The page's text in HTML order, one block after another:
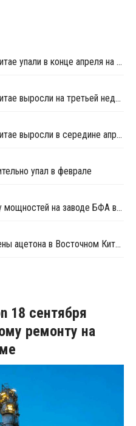
Запасы ацетона в Восточном Китае упали в конце апреля на 15,4%
Запасы ацетона в Восточном Китае выросли на третьей неделе апреля на 8,3%
Запасы ацетона в Восточном Китае выросли в середине апреля почти на 7%
упал в феврале
Sinopec Mitsui снизила загрузку мощностей на заводе БФА в Китае до 85%
Sinopec в конце мая понизил цены ацетона в Восточном Китае на CNY200 за тонну
18 сентября
ремонту на